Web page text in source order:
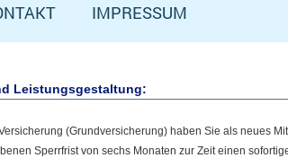
IMPRESSUM
Leistungsgestaltung:
(Grundversicherung) haben Sie als neues
Sperrfrist von sechs Monaten zur Zeit einen